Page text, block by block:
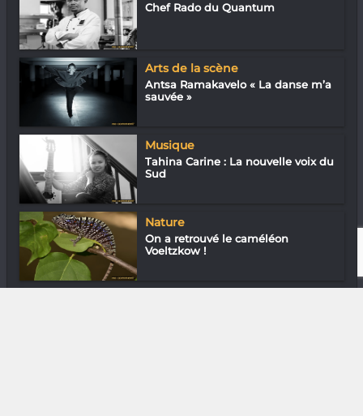
Chef Rado du Quantum
Arts de la scène
Antsa Ramakavelo « La danse m’a
sauvée »
Musique
Tahina Carine : La nouvelle voix du
Sud
Nature
On a retrouvé le caméléon
Voeltzkow !